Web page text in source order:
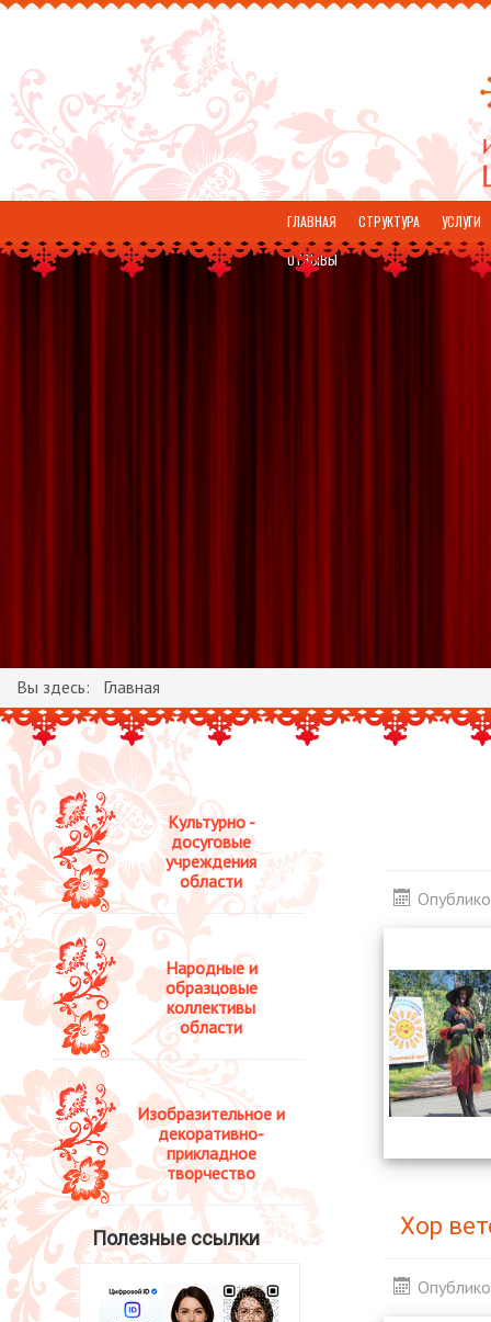
ГЛАВНАЯ СТРУКТУРА УСЛУГИ
ОТЗЫВЫ
Вы здесь: Главная
Культурно -
досуговые
учреждения
области
Народные и
образцовые
коллективы
области
Изобразительное и
декоративно-
прикладное
творчество
Полезные ссылки Хор